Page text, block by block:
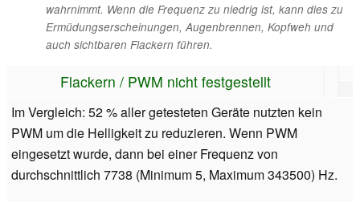
wahrnimmt. Wenn die Frequenz zu niedrig ist, kann dies zu
Ermüdungserscheinungen, Augenbrennen, Kopfweh und
auch sichtbaren Flackern führen.
Flackern / PWM nicht festgestellt
Im Vergleich: 52 % aller getesteten Geräte nutzten kein
PWM um die Helligkeit zu reduzieren. Wenn PWM
eingesetzt wurde, dann bei einer Frequenz von
durchschnittlich 7738 (Minimum 5, Maximum 343500) Hz.